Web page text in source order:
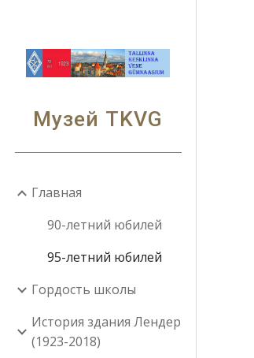
Музей TKVG
Главная
90-летний юбилей
95-летний юбилей
Гордость школы
История здания Лендер
(1923-2018)